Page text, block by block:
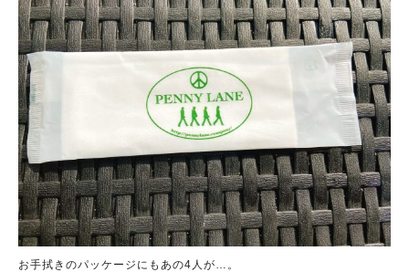
お手拭きのパッケージにもあの4人が…。